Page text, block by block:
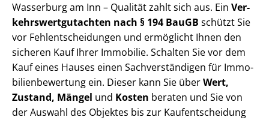
Wasserburg am Inn – Qualität zahlt sich aus. Ein Ver­
kehrs­wert­gut­ach­ten nach § 194 BauGB schützt Sie
vor Fehl­ent­schei­dun­gen und ermöglicht Ihnen den
sicheren Kauf Ihrer Immobilie. Schalten Sie vor dem
Kauf eines Hauses einen Sach­ver­stän­di­gen für Im­mo­
bi­li­en­be­wer­tung ein. Dieser kann Sie überWert,
Zustand, Mängel und Kosten beraten und Sie von
der Auswahl des Objektes bis zur Kauf­ent­schei­dung